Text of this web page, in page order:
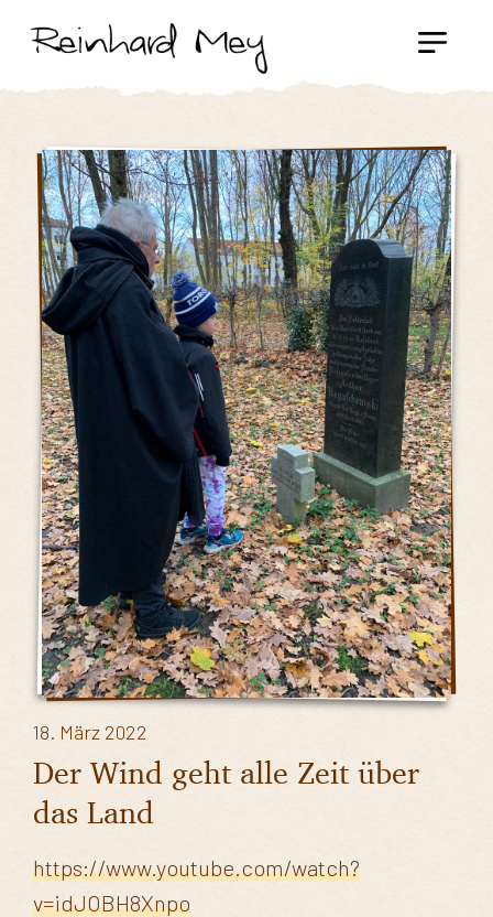
18. März 2022
Der Wind geht alle Zeit über
das Land
https://www.youtube.com/watch?
v=idJOBH8Xnpo